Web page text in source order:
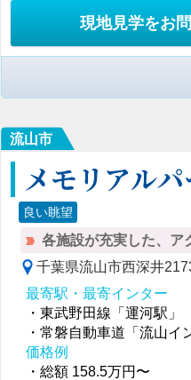
現地見学をお
流山市
メモリアル
良い眺望
各施設が充実した、ア
千葉県流山市西深井
最寄駅・最寄インター
・東武野田線「運河駅」
・常磐自動車道「流山イ
価格例
・総額 158.5万円〜